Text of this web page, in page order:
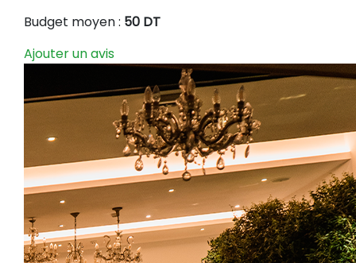
Budget moyen : 50 DT
Ajouter un avis